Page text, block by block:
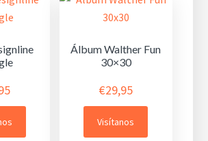
Álbum Walther Fun
30×30
€29,95
Visítanos